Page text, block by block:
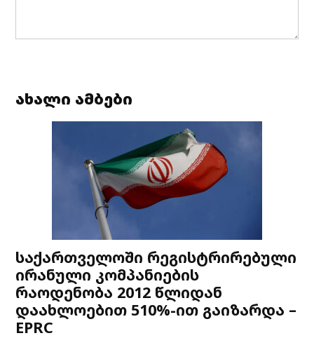
ახალი ამბები
საქართველოში რეგისტრირებული
ირანული კომპანიების
რაოდენობა 2012 წლიდან
დაახლოებით 510%-ით გაიზარდა –
EPRC